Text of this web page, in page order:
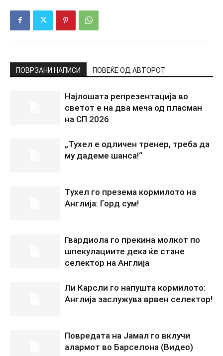
ПОВРЗАНИ НАПИСИ ПОВЕЌЕ ОД АВТОРОТ
Најлошата репрезентација во
светот е на два меча од пласман
на СП 2026
„Тухел е одличен тренер, треба да
му дадеме шанса!“
Тухел го презема кормилото на
Англија: Горд сум!
Гвардиола го прекина молкот по
шпекулациите дека ќе стане
селектор на Англија
Ли Карсли го напушта кормилото:
Англија заслужува врвен селектор!
Повредата на Јамал го вклучи
алармот во Барселона (Видео)